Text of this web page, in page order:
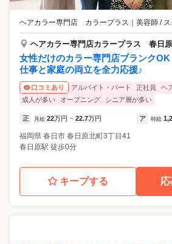
ヘアカラー専門店 カラープラス 美容師 /
ヘアカラー専門店カラープラス 春日
女性だけのカラー専門店ブランクOK
仕事と家庭の両立を全力応援♪
口コミあり アルバイト・パート 正社員
ヘ
成人が多い
オープニング シニア層が多い
正 月給 22万円 ~ 22.7万円 ア 時給
福岡県 春日市 春日原北町3丁目41
春日原駅 徒歩0分
キープする